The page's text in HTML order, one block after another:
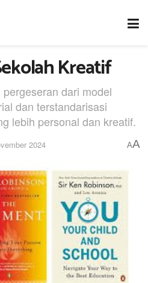
Kreatif
dari model
dan terstandarisasi
lebih personal dan kreatif.
2024 AA